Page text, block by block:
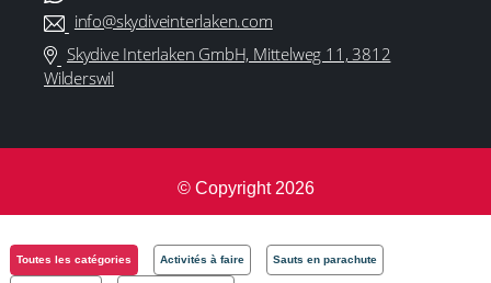
Toutes les catégories Activités à faire Sauts en parachute
info@skydiveinterlaken.com
Skydive Interlaken GmbH, Mittelweg 11, 3812
Wilderswil
©‎ Copyright 2026